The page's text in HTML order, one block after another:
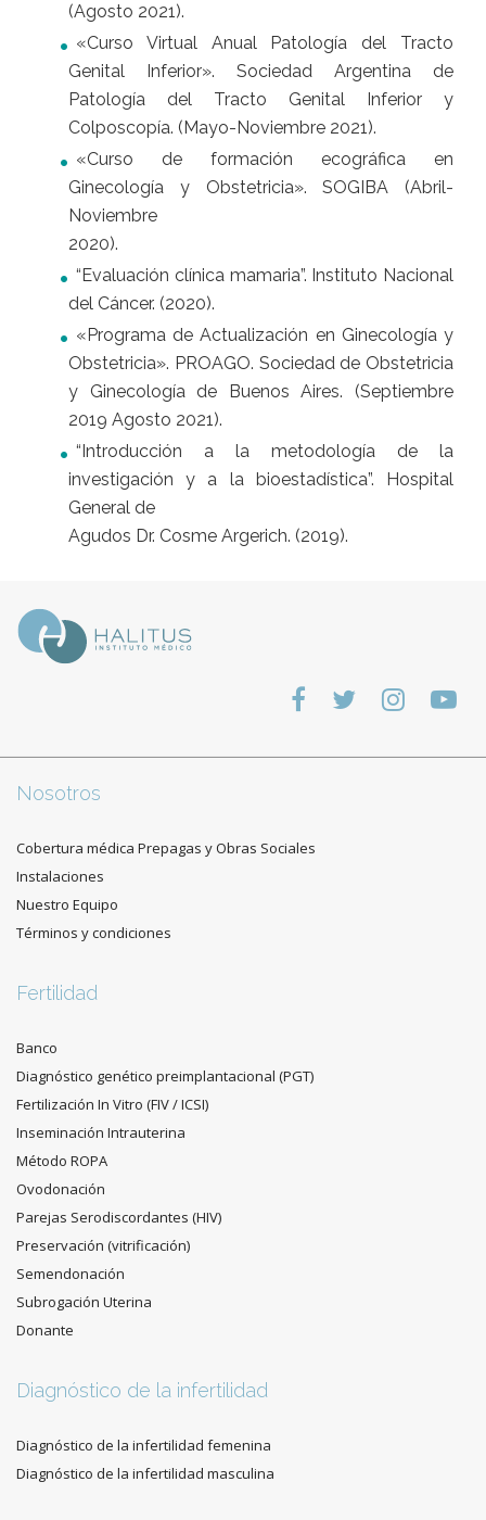
(Agosto 2021).
«Curso Virtual Anual Patología del Tracto
Genital Inferior». Sociedad Argentina de
Patología del Tracto Genital Inferior y
Colposcopía. (Mayo-Noviembre 2021).
«Curso de formación ecográfica en
Ginecología y Obstetricia». SOGIBA (Abril-
Noviembre
2020).
“Evaluación clínica mamaria”. Instituto Nacional
del Cáncer. (2020).
«Programa de Actualización en Ginecología y
Obstetricia». PROAGO. Sociedad de Obstetricia
y Ginecología de Buenos Aires. (Septiembre
2019 Agosto 2021).
“Introducción a la metodología de la
investigación y a la bioestadística”. Hospital
General de
Agudos Dr. Cosme Argerich. (2019).
Nosotros
Cobertura médica Prepagas y Obras Sociales
Instalaciones
Nuestro Equipo
Términos y condiciones
Fertilidad
Banco
Diagnóstico genético preimplantacional (PGT)
Fertilización In Vitro (FIV / ICSI)
Inseminación Intrauterina
Método ROPA
Ovodonación
Parejas Serodiscordantes (HIV)
Preservación (vitrificación)
Semendonación
Subrogación Uterina
Donante
Diagnóstico de la infertilidad
Diagnóstico de la infertilidad femenina
Diagnóstico de la infertilidad masculina